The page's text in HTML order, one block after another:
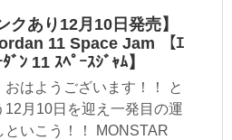
クあり12月10日発売】
11 Space Jam 【ｴ
ﾞﾝ 11 ｽﾍﾟｰｽｼﾞｬﾑ】
おはようございます！！ と
12月10日を迎え一発目の運
といこう！！ MONSTAR